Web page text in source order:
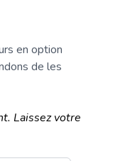
en option
de les
Laissez votre